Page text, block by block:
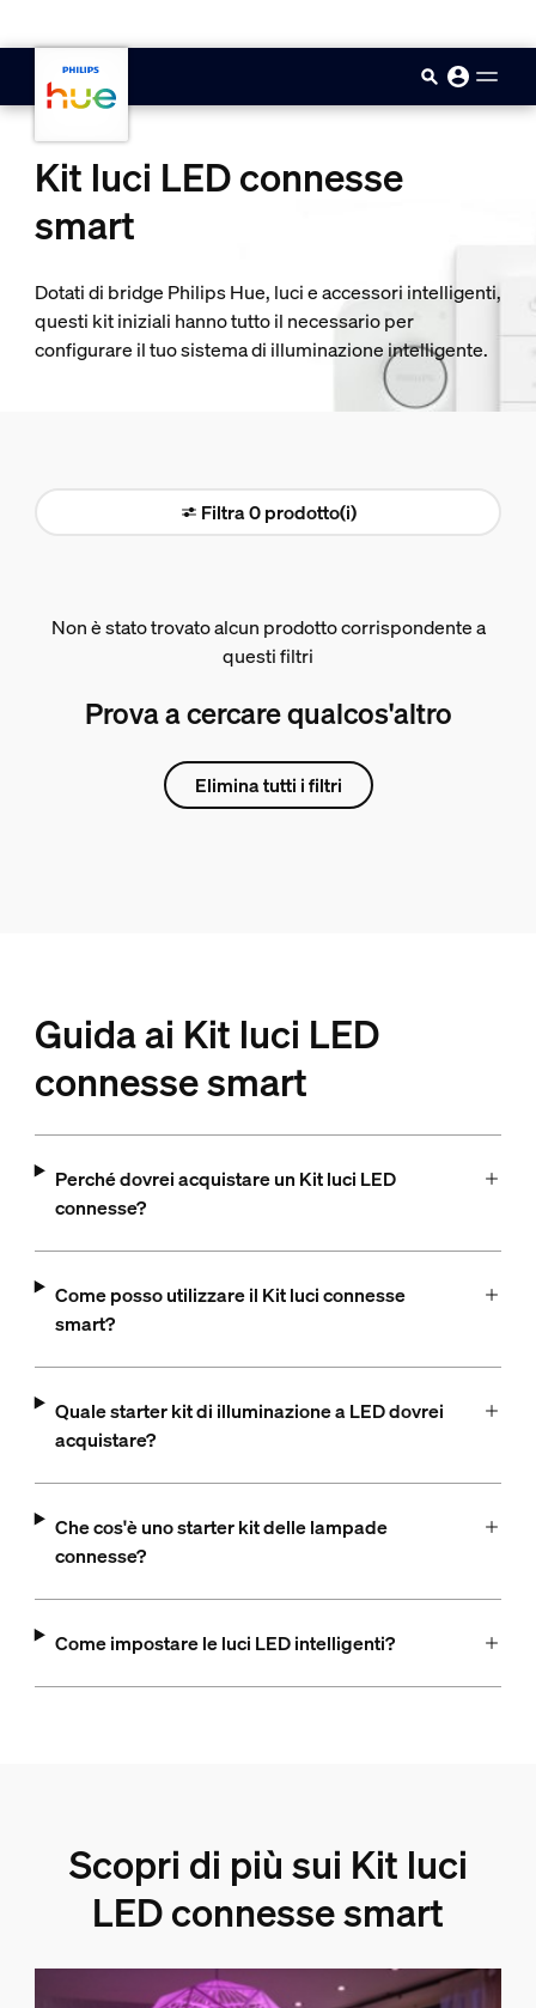
Kit luci LED connesse
smart
Dotati di bridge Philips Hue, luci e accessori intelligenti,
questi kit iniziali hanno tutto il necessario per
configurare il tuo sistema di illuminazione intelligente.
Filtra 0 prodotto(i)
Non è stato trovato alcun prodotto corrispondente a
questi filtri
Prova a cercare qualcos'altro
Elimina tutti i filtri
Guida ai Kit luci LED
connesse smart
Perché dovrei acquistare un Kit luci LED
connesse?
Come posso utilizzare il Kit luci connesse
smart?
Quale starter kit di illuminazione a LED dovrei
acquistare?
Che cos'è uno starter kit delle lampade
connesse?
Come impostare le luci LED intelligenti?
Scopri di più sui Kit luci
LED connesse smart